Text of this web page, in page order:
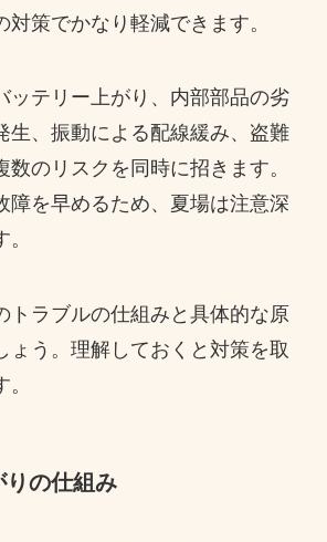
対策でかなり軽減できます。
ッテリー上がり、内部部品の劣
生、振動による配線緩み、盗難
のリスクを同時に招きます。
障を早めるため、夏場は注意深
トラブルの仕組みと具体的な原
ょう。理解しておくと対策を取
りの仕組み